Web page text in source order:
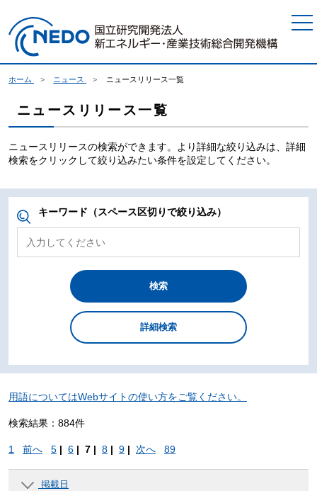
ホーム ニュース ニュースリリース一覧
ニュースリリース一覧
ニュースリリースの検索ができます。より詳細な絞り込みは、詳細
検索をクリックして絞り込みたい条件を設定してください。
キーワード（スペース区切りで絞り込み）
用語についてはWebサイトの使い方をご覧ください。
検索結果：884件
1 前へ 5 | 6 | 7 | 8 | 9 | 次へ 89
掲載日